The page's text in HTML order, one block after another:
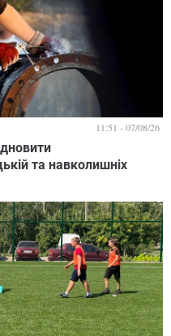
та навколишніх
11:51 - 07/08/26